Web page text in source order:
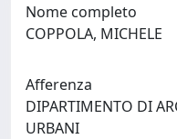
Nome completo
COPPOLA, MICHELE
Afferenza
DIPARTIMENTO DI
URBANI